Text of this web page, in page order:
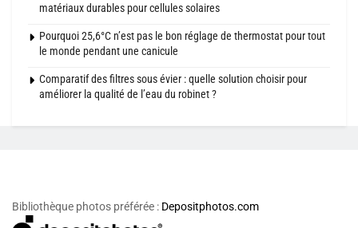
matériaux durables pour cellules solaires
Pourquoi 25,6°C n’est pas le bon réglage de thermostat pour tout
le monde pendant une canicule
Comparatif des filtres sous évier : quelle solution choisir pour
améliorer la qualité de l’eau du robinet ?
Bibliothèque photos préférée : Depositphotos.com